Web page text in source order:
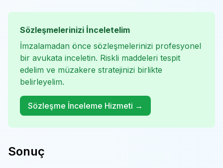
Sözleşmelerinizi İnceletelim
İmzalamadan önce sözleşmelerinizi profesyonel
bir avukata inceletin. Riskli maddeleri tespit
edelim ve müzakere stratejinizi birlikte
belirleyelim.
Sözleşme İnceleme Hizmeti →
Sonuç